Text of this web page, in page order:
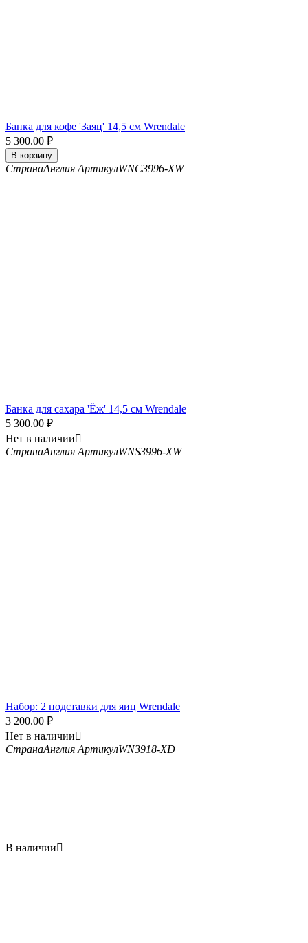
Банка для кофе 'Заяц' 14,5 см Wrendale
5 300.00 ₽
В корзину
СтранаАнглия АртикулWNC3996-XW
Банка для сахара 'Ёж' 14,5 см Wrendale
5 300.00 ₽
Нет в наличии
СтранаАнглия АртикулWNS3996-XW
Набор: 2 подставки для яиц Wrendale
3 200.00 ₽
Нет в наличии
СтранаАнглия АртикулWN3918-XD
В наличии